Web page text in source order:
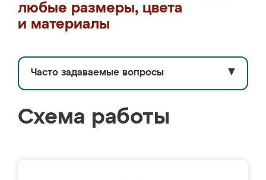
любые размеры, цвета
и материалы
Часто задаваемые вопросы ▼
Схема работы